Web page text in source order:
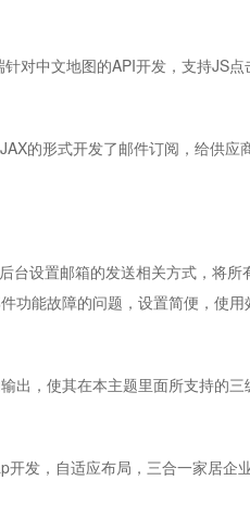
对中文地图的API开发，支持JS点
的形式开发了邮件订阅，给供
台设置邮箱的发送相关方式，将
功能故障的问题，设置简便，使用
出，使其在本主题里面所支持的
发，自适应布局，三合一家居企业